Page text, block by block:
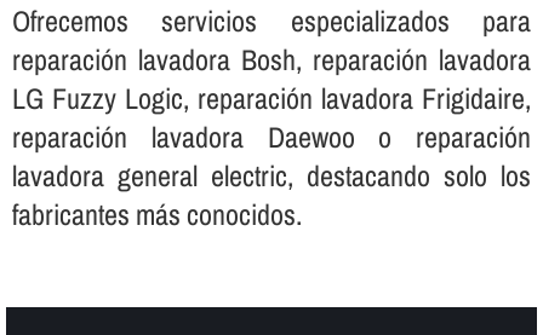
Ofrecemos servicios especializados para
reparación lavadora Bosh, reparación lavadora
LG Fuzzy Logic, reparación lavadora Frigidaire,
reparación lavadora Daewoo o reparación
lavadora general electric, destacando solo los
fabricantes más conocidos.